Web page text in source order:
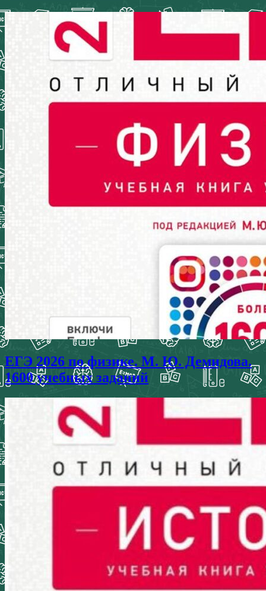
ЕГЭ 2026 по физике. М. Ю. Демидова.
1600 учебных заданий